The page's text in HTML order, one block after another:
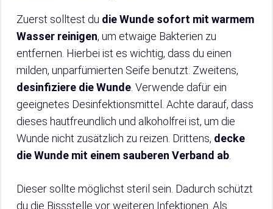
Zuerst solltest du die Wunde sofort mit warmem
Wasser reinigen, um etwaige Bakterien zu
entfernen. Hierbei ist es wichtig, dass du einen
milden, unparfümierten Seife benutzt. Zweitens,
desinfiziere die Wunde. Verwende dafür ein
geeignetes Desinfektionsmittel. Achte darauf, dass
dieses hautfreundlich und alkoholfrei ist, um die
Wunde nicht zusätzlich zu reizen. Drittens, decke
die Wunde mit einem sauberen Verband ab.
Dieser sollte möglichst steril sein. Dadurch schützt
du die Bissstelle vor weiteren Infektionen. Als